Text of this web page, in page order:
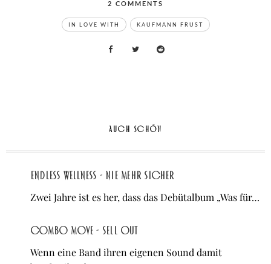
2 COMMENTS
IN
LOVE
WITH:
–
IN LOVE WITH KAUFMANN FRUST
AUCH SCHÖN
Endless Wellness - Nie mehr sicher
Zwei Jahre ist es her, dass das Debütalbum „Was für…
Combo Move - Sell Out
Wenn eine Band ihren eigenen Sound damit